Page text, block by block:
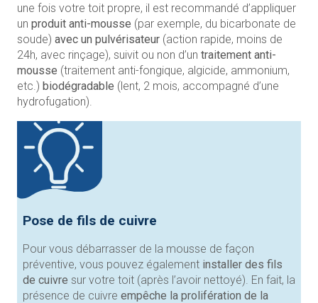
une fois votre toit propre, il est recommandé d’appliquer
un produit anti-mousse (par exemple, du bicarbonate de
soude) avec un pulvérisateur (action rapide, moins de
24h, avec rinçage), suivit ou non d’un traitement anti-
mousse (traitement anti-fongique, algicide, ammonium,
etc.) biodégradable (lent, 2 mois, accompagné d’une
hydrofugation).
Pose de fils de cuivre
Pour vous débarrasser de la mousse de façon
préventive, vous pouvez également installer des fils
de cuivre sur votre toit (après l’avoir nettoyé). En fait, la
présence de cuivre empêche la prolifération de la